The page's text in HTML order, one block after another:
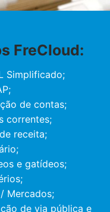
FreCloud:
Simplificado;
de contas;
correntes;
receita;
e gatídeos;
Mercados;
de via pública e